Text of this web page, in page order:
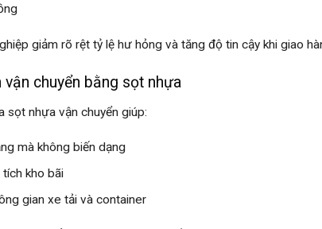
giảm rõ rệt tỷ lệ hư hỏng và tăng độ tin cậy khi giao
chuyển bằng sọt nhựa
sọt nhựa vận chuyển giúp:
mà không biến dạng
kho bãi
gian xe tải và container